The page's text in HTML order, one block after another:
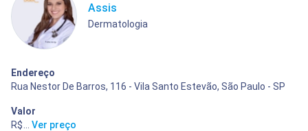
Assis
Dermatologia
Endereço
Rua Nestor De Barros, 116 - Vila Santo Estevão, São Paulo - SP
Valor
R$ 400,00
Ver preço